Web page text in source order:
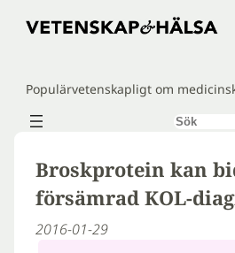
Hoppa
Populärvetenskapligt om
Sök
Broskprotein kan
försämrad KOL-
2016-01-29